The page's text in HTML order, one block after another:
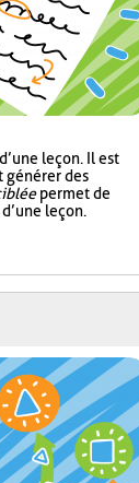
leçon. Il est
générer des
permet de
leçon.